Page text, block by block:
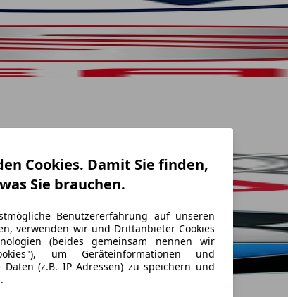
Cookies. Damit Sie finden,
was Sie brauchen.
Benutzererfahrung auf unseren
verwenden wir und Drittanbieter Cookies
(beides gemeinsam nennen wir
um Geräteinformationen und
Daten (z.B. IP Adressen) zu speichern und